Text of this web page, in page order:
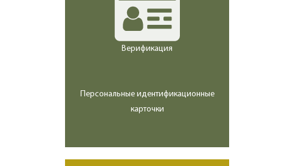
Верификация
Персональные идентификационные
карточки